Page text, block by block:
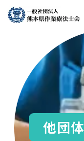
他団